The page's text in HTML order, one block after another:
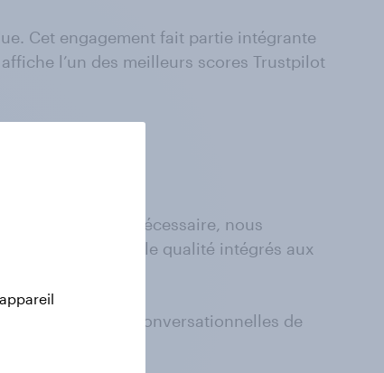
Cet engagement fait partie intégrante
l’un des meilleurs scores Trustpilot
cela est nécessaire, nous
outils de contrôle qualité intégrés aux
des interfaces conversationnelles de